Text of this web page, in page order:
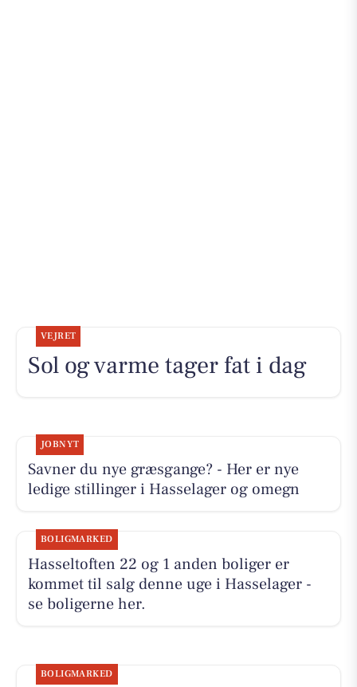
VEJRET
Sol og varme tager fat i dag
JOBNYT
Savner du nye græsgange? - Her er nye
ledige stillinger i Hasselager og omegn
BOLIGMARKED
Hasseltoften 22 og 1 anden boliger er
kommet til salg denne uge i Hasselager -
se boligerne her.
BOLIGMARKED